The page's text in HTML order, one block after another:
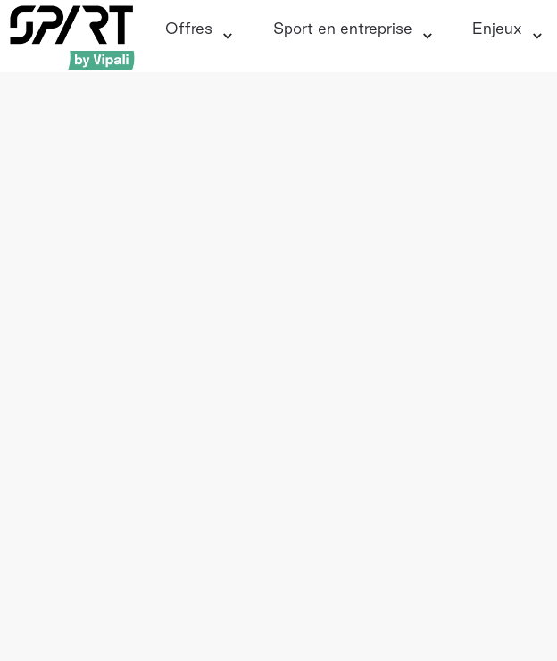
Offres Sport en entreprise Enjeux